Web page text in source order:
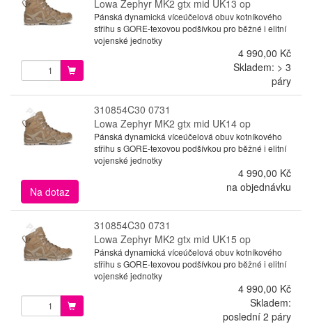
Lowa Zephyr MK2 gtx mid UK13 op
Pánská dynamická víceúčelová obuv kotníkového
střihu s GORE-texovou podšívkou pro běžné i elitní
vojenské jednotky
4 990,00 Kč
Skladem: > 3
páry
310854C30 0731
Lowa Zephyr MK2 gtx mid UK14 op
Pánská dynamická víceúčelová obuv kotníkového
střihu s GORE-texovou podšívkou pro běžné i elitní
vojenské jednotky
4 990,00 Kč
Na dotaz
na objednávku
310854C30 0731
Lowa Zephyr MK2 gtx mid UK15 op
Pánská dynamická víceúčelová obuv kotníkového
střihu s GORE-texovou podšívkou pro běžné i elitní
vojenské jednotky
4 990,00 Kč
Skladem:
poslední 2 páry